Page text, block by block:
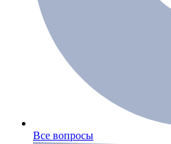
Все вопросы